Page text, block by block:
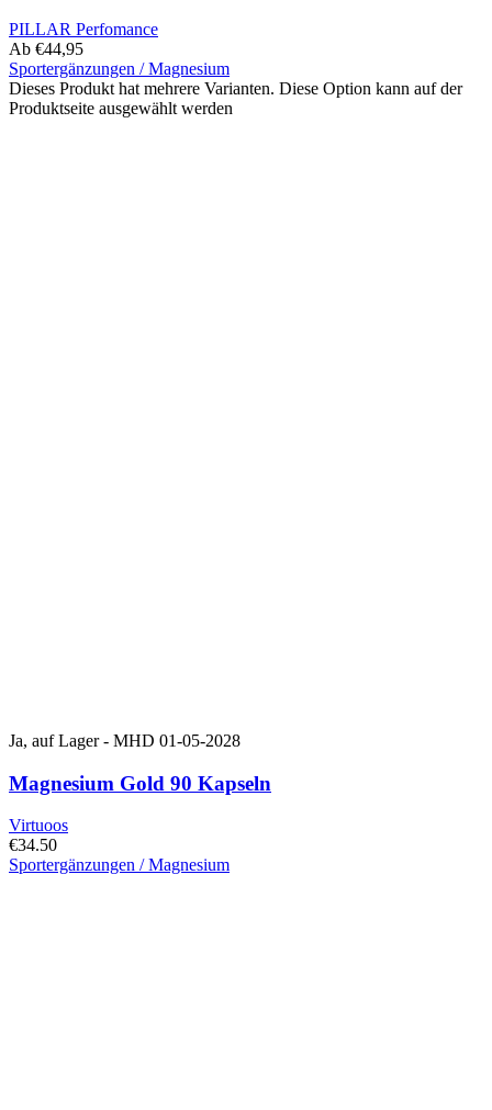
PILLAR Perfomance
Ab €44,95
Sportergänzungen / Magnesium
Dieses Produkt hat mehrere Varianten. Diese Option kann auf der
Produktseite ausgewählt werden
Ja, auf Lager - MHD 01-05-2028
Magnesium Gold 90 Kapseln
Virtuoos
€34.50
Sportergänzungen / Magnesium